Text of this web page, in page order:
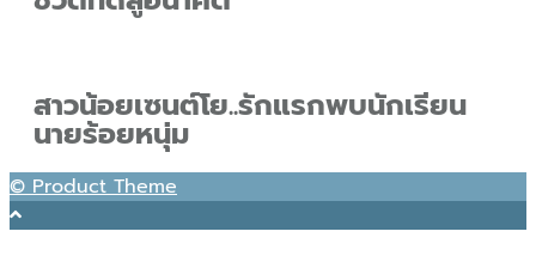
สาวน้อยเซนต์โย..รักแรกพบนักเรียน
นายร้อยหนุ่ม
© Product Theme